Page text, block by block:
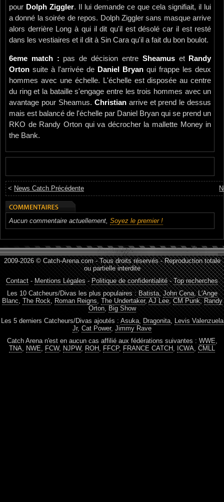
pour Dolph Ziggler. Il lui demande ce que cela signifiait, il lui
a donné la soirée de repos. Dolph Ziggler sans masque arrive
alors derrière Long à qui il dit qu'il est désolé car il est resté
dans les vestiaires et il dit à Sin Cara qu'il a fait du bon boulot.
6eme match : pas de décision entre Sheamuset
Randy
Orton suite à l'arrivée de Daniel Bryan qui frappe les deux
hommes avec une échelle. L'échelle est disposée au centre
du ring et la bataille s'engage entre les trois hommes avec un
avantage pour Sheamus. Christianarrive et prend le dessus
mais est balancé de l'échelle par Daniel Bryan qui se prend un
RKO de Randy Orton qui va décrocher la mallette Money in
the Bank.
< News Catch Précédente
Aucun commentaire actuellement, Soyez le premier !
2009-2026 © Catch-Arena.com - Tous droits réservés - Reproduction totale
ou partielle interdite
Contact - Mentions Légales-Politique de confidentialité-Top recherches
Les 10 Catcheurs/Divas les plus populaires :Batista,John Cena,L'Ange
Blanc, The Rock, Roman Reigns, The Undertaker,AJ Lee,CM Punk,Randy
Orton, Big Show
Les 5 derniers Catcheurs/Divas ajoutés : Asuka, Dragonita, Levis Valenzuela
Jr, Cat Power, Jimmy Rave
Catch Arena n'est en aucun cas affilié aux fédérations suivantes : WWE,
TNA, NWE, FCW, NJPW, ROH , FFCP, FRANCE CATCH , ICWA, CMLL